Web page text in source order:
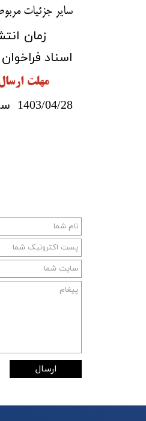
ساير جزئيات
اسناد فراخوان : 1403/04/17 ساعت 10
مهلت ارسال
1403/04/28 ساعت 12
ارسال